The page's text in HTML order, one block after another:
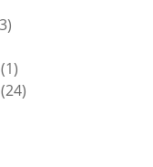
13
11
prodotto
2424